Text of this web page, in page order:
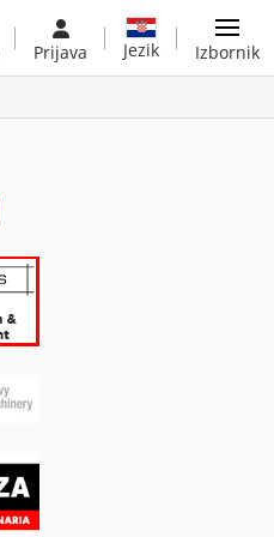
Prijava Jezik Izbornik